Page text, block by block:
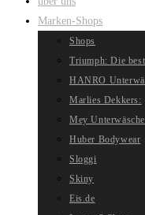
Marken-Shops
Shops
Triumph: Die
HANRO
Marlies Dekkers:
Mey
Huber Bodywear
Sloggi
Skiny
Eis.de